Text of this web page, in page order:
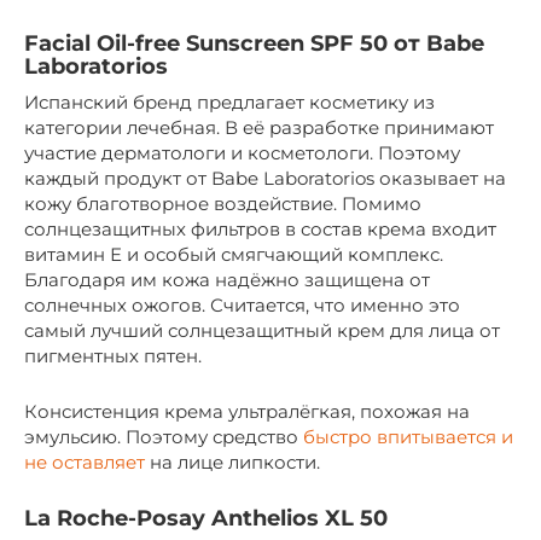
Facial Oil-free Sunscreen SPF 50 от Babe
Laboratorios
Испанский бренд предлагает косметику из
категории лечебная. В её разработке принимают
участие дерматологи и косметологи. Поэтому
каждый продукт от Babe Laboratorios оказывает на
кожу благотворное воздействие. Помимо
солнцезащитных фильтров в состав крема входит
витамин Е и особый смягчающий комплекс.
Благодаря им кожа надёжно защищена от
солнечных ожогов. Считается, что именно это
самый лучший солнцезащитный крем для лица от
пигментных пятен.
Консистенция крема ультралёгкая, похожая на
эмульсию. Поэтому средство быстро впитывается и
не оставляет на лице липкости.
La Roche-Posay Anthelios XL 50